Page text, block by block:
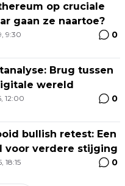
op cruciale
gaan ze naartoe?
9:30 0
Brug tussen
wereld
12:00 0
bullish retest: Een
voor verdere stijging
18:15 0